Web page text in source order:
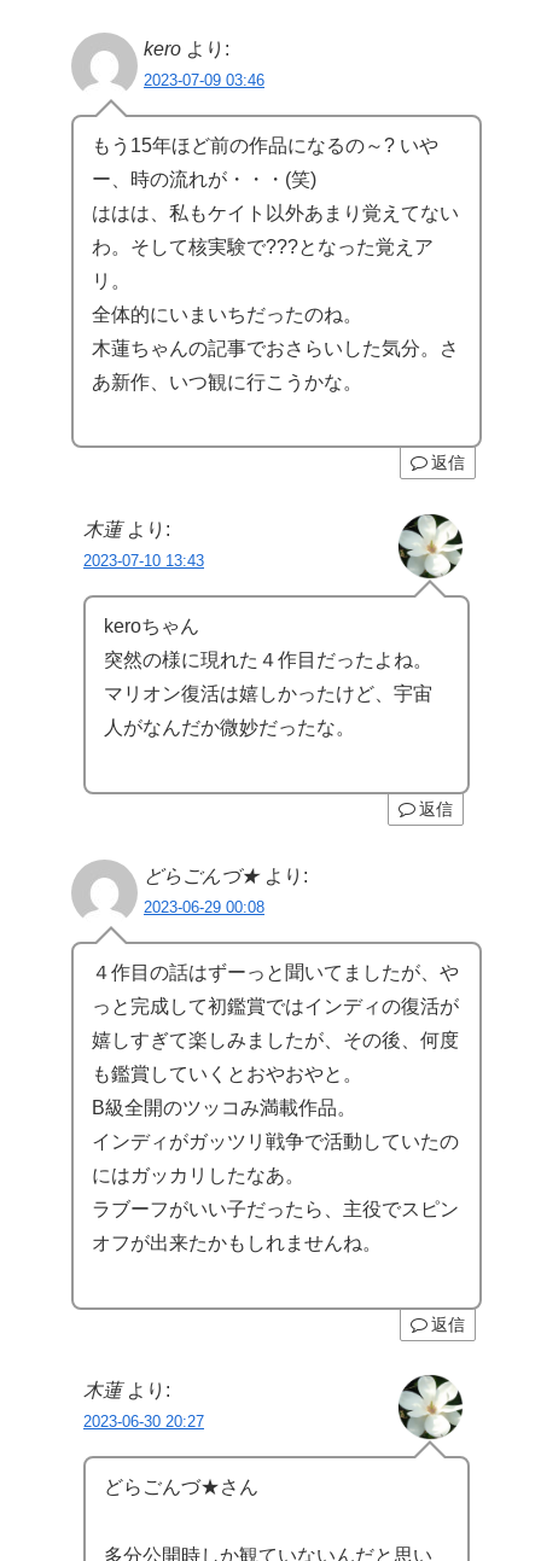
kero より:
2023-07-09 03:46
もう15年ほど前の作品になるの～? いや
ー、時の流れが・・・(笑)
ははは、私もケイト以外あまり覚えてない
わ。そして核実験で???となった覚えア
リ。
全体的にいまいちだったのね。
木蓮ちゃんの記事でおさらいした気分。さ
あ新作、いつ観に行こうかな。
返信
木蓮 より:
2023-07-10 13:43
keroちゃん
突然の様に現れた４作目だったよね。
マリオン復活は嬉しかったけど、宇宙
人がなんだか微妙だったな。
返信
どらごんづ★ より:
2023-06-29 00:08
４作目の話はずーっと聞いてましたが、や
っと完成して初鑑賞ではインディの復活が
嬉しすぎて楽しみましたが、その後、何度
も鑑賞していくとおやおやと。
B級全開のツッコみ満載作品。
インディがガッツリ戦争で活動していたの
にはガッカリしたなあ。
ラブーフがいい子だったら、主役でスピン
オフが出来たかもしれませんね。
返信
木蓮 より:
2023-06-30 20:27
どらごんづ★さん
多分公開時しか観ていないんだと思い